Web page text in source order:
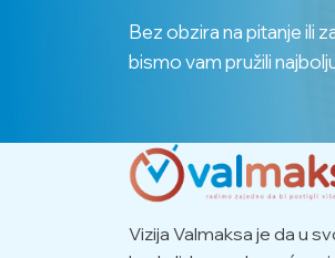
Bez obzira na pitanje ili
bismo vam pružili
Vizija Valmaksa je da u